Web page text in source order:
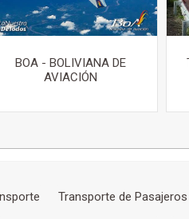
BOA - BOLIVIANA DE
AVIACIÓN
Transporte de Pasajeros